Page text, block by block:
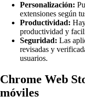
Personalización:
extensiones según
Productividad:
productividad y
Seguridad: Las
revisadas y
usuarios.
Chrome Web
móviles